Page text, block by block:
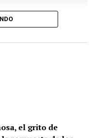
el grito de